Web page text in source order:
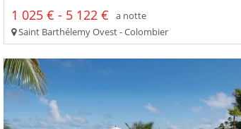
1 025 € - 5 122 €
a notte
Saint Barthélemy Ovest - Colombier